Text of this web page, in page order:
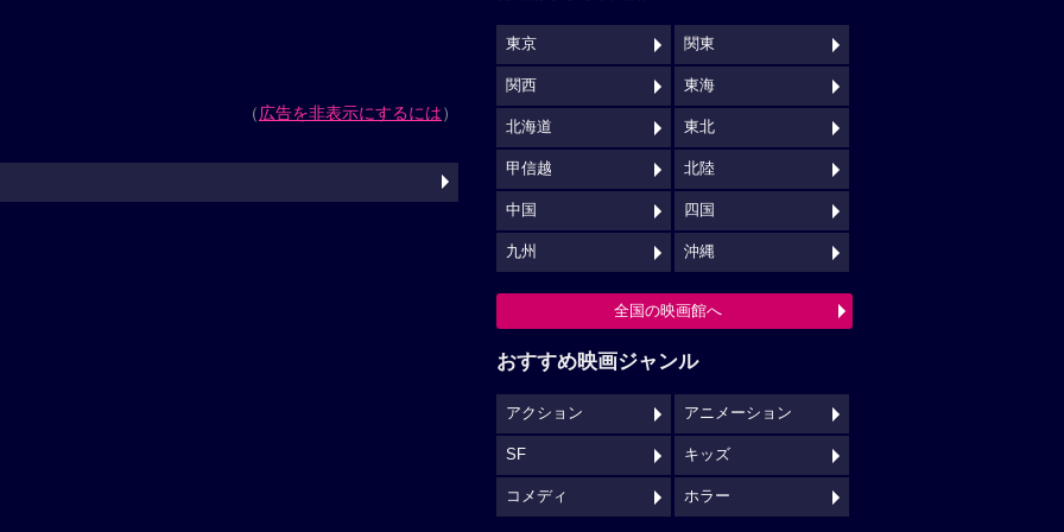
（広告を非表示にするには）
東京 関東
関西 東海
北海道 東北
甲信越 北陸
中国 四国
九州 沖縄
全国の映画館へ
おすすめ映画ジャンル
アクション アニメーション
SF キッズ
コメディ ホラー